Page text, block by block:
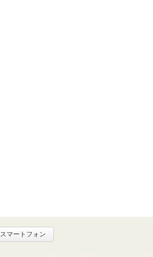
スマートフォン